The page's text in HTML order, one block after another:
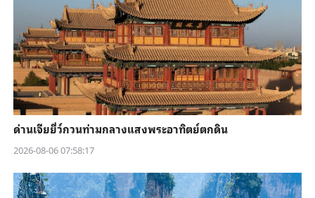
ด่านเจียยี่ว์กวนท่ามกลางแสงพระอาทิตย์ตกดิน
2026-08-06 07:58:17